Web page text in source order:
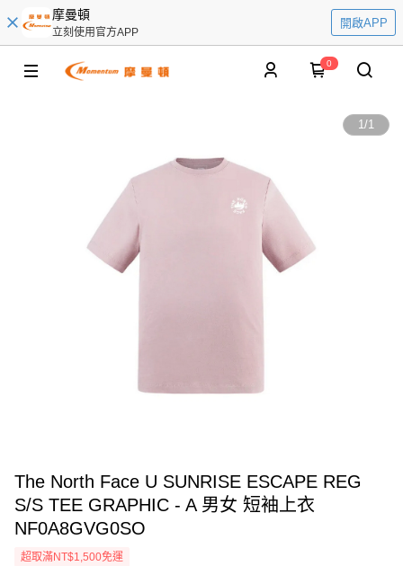
摩曼頓
立刻使用官方APP
開啟APP
0
1/1
The North Face U SUNRISE ESCAPE REG
S/S TEE GRAPHIC - A 男女 短袖上衣
NF0A8GVG0SO
超取滿NT$1,500免運